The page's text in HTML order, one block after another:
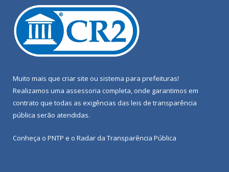
Muito mais que criar site ou sistema para prefeituras!
Realizamos uma assessoria completa, onde garantimos em
contrato que todas as exigências das leis de transparência
pública serão atendidas.
Conheça o PNTP e o Radar da Transparência Pública